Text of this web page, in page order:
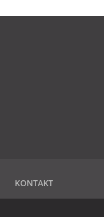
KONTAKT